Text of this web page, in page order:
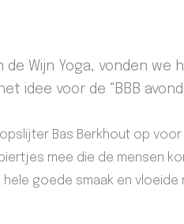
de Wijn Yoga, vonden
idee voor de “BBB
Bas Berkhout op
mee die de mensen
goede smaak en vloeide